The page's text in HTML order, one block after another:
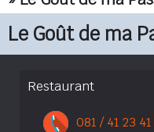
Le Goût de ma
Restaurant
081 / 41 23 41